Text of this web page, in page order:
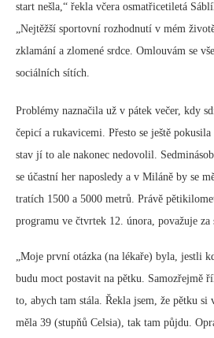
start nešla,“ řekla včera osmatřicetiletá
„Nejtěžší sportovní rozhodnutí v mém
zklamání a zlomené srdce. Omlouvám se
sociálních sítích.
Problémy naznačila už v pátek večer, kdy
čepicí a rukavicemi. Přesto se ještě
stav jí to ale nakonec nedovolil.
se účastní her naposledy a v Miláně by se
tratích 1500 a 5000 metrů. Právě
programu ve čtvrtek 12. února, považuje
„Moje první otázka (na lékaře) byla, jestli
budu moct postavit na pětku. Samozřejmě
to, abych tam stála. Řekla jsem, že pětku
měla 39 (stupňů Celsia), tak tam půjdu.